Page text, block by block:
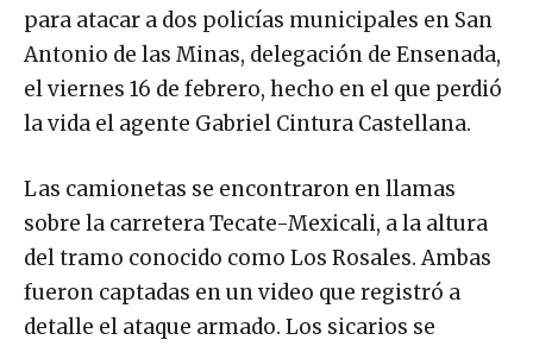
para atacar a dos policías municipales en San
Antonio de las Minas, delegación de Ensenada,
el viernes 16 de febrero, hecho en el que perdió
la vida el agente Gabriel Cintura Castellana.
Las camionetas se encontraron en llamas
sobre la carretera Tecate-Mexicali, a la altura
del tramo conocido como Los Rosales. Ambas
fueron captadas en un video que registró a
detalle el ataque armado. Los sicarios se